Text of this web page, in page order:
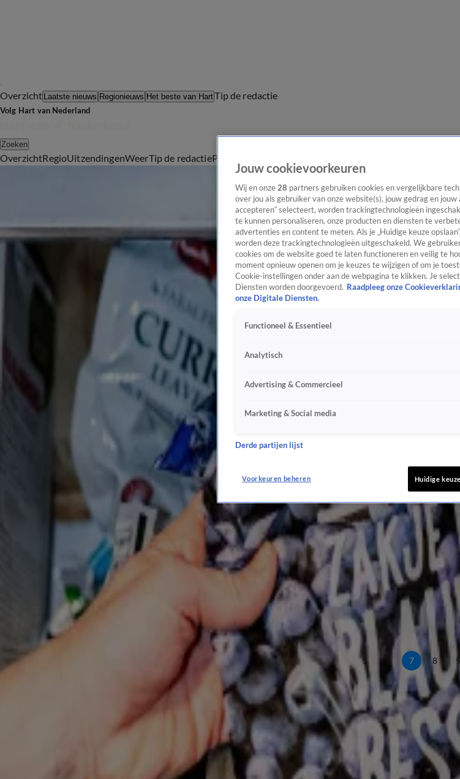
Overzicht Laatste nieuws Regionieuws Het beste van HartTip de redactie
Volg Hart van Nederland
Zoeken
OverzichtRegioUitzendingenWeerTip de redactiePanel
Ludieke festivalactie Jumbo Oisterwijk zorgt voor ophef: 'Lollies likken beter dan kaakschaatsen'
29 mei 2025, 17:48
Nieuwe verpakking Lay's chips in doos leidt tot ophef: 'Krimpflatie'
Aantal klanten voedselbank vorig jaar met 20 procent gedaald
26 mei 2025, 14:34
Thérèse Boer over overlijden van man Jonnie: 'Continu brok in mijn keel en knoop in mijn maag'
Bijna helft telers blauwe bessen overtreedt regels bestrijdingsmiddelen
De Librije weer open: 'We blijven Jonnie trots maken'
NVWA waarschuwt voor voedselvergiftiging tijdens Koningsdag: 'Let goed op wat je eet'
Kinderfiguren op snacks verboden? Zo komt het dat je ze tóch ziet
Zo smaakt 750 jaar Amsterdam: van haring met uitjes tot broodje kroket
14 apr 2025, 19:44
Stroop, maar ook garnalen en asperges: zo eet Nederland pannenkoeken het liefst
4 apr 2025, 19:39
Aziatische horeca vecht voor gespecialiseerde koks
Zóveel langer leef je als je minder bewerkt vlees eet
1 apr 2025, 12:57
Onvruchtbaar door te veel soja: hoe realistisch is dat?
28 mrt 2025, 12:14
Acht mensen in ziekenhuis na eten blauwe bessen
13 mrt 2025, 13:04
5 7 8
Jouw cookievoorkeuren
Wij en onze 28 partners gebruiken cookies en vergelijkbare
over jou als gebruiker van onze website(s), jouw gedrag en jouw
accepteren” selecteert, worden trackingtechnologieën
te kunnen personaliseren, onze producten en diensten te
advertenties en content te meten. Als je „Huidige keuze
worden deze trackingtechnologieën uitgeschakeld. We
cookies om de website goed te laten functioneren en veilig te
moment opnieuw openen om je keuzes te wijzigen of om je
Cookie-instellingen onder aan de webpagina te klikken. Je
Diensten worden doorgevoerd. Raadpleeg onze
onze Digitale Diensten.
Functioneel & Essentieel
Analytisch
Advertising & Commercieel
Marketing & Social media
Derde partijen lijst
Voorkeuren beheren Huidige